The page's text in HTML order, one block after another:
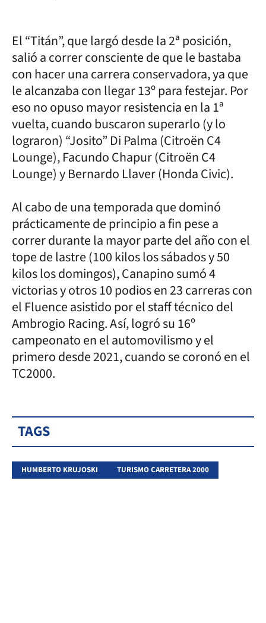
El “Titán”, que largó desde la 2ª posición,
salió a correr consciente de que le bastaba
con hacer una carrera conservadora, ya que
le alcanzaba con llegar 13º para festejar. Por
eso no opuso mayor resistencia en la 1ª
vuelta, cuando buscaron superarlo (y lo
lograron) “Josito” Di Palma (Citroën C4
Lounge), Facundo Chapur (Citroën C4
Lounge) y Bernardo Llaver (Honda Civic).
Al cabo de una temporada que dominó
prácticamente de principio a fin pese a
correr durante la mayor parte del año con el
tope de lastre (100 kilos los sábados y 50
kilos los domingos), Canapino sumó 4
victorias y otros 10 podios en 23 carreras con
el Fluence asistido por el staff técnico del
Ambrogio Racing. Así, logró su 16º
campeonato en el automovilismo y el
primero desde 2021, cuando se coronó en el
TC2000.
TAGS
HUMBERTO KRUJOSKI TURISMO CARRETERA 2000